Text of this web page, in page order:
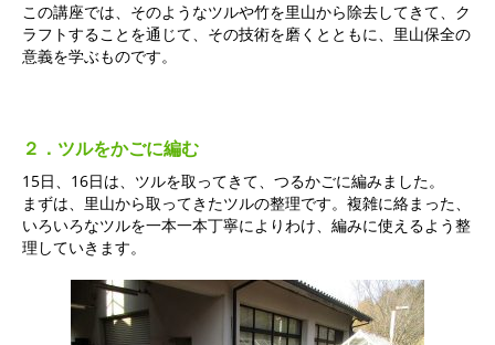
この講座では、そのようなツルや竹を里山から除去してきて、ク
ラフトすることを通じて、その技術を磨くとともに、里山保全の
意義を学ぶものです。
２．ツルをかごに編む
15日、16日は、ツルを取ってきて、つるかごに編みました。
まずは、里山から取ってきたツルの整理です。複雑に絡まった、
いろいろなツルを一本一本丁寧によりわけ、編みに使えるよう整
理していきます。